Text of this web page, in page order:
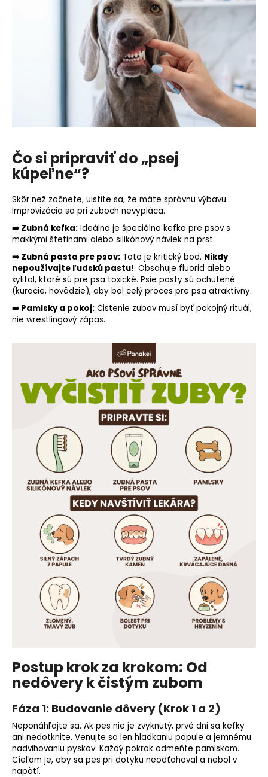
Čo si pripraviť do „psej
kúpeľne“?
Skôr než začnete, uistite sa, že máte správnu výbavu.
Improvizácia sa pri zuboch nevypláca.
➡️ Zubná kefka: Ideálna je špeciálna kefka pre psov s
mäkkými štetinami alebo silikónový návlek na prst.
➡️ Zubná pasta pre psov: Toto je kritický bod. Nikdy
nepoužívajte ľudskú pastu!. Obsahuje fluorid alebo
xylitol, ktoré sú pre psa toxické. Psie pasty sú ochutené
(kuracie, hovädzie), aby bol celý proces pre psa atraktívny.
➡️ Pamlsky a pokoj: Čistenie zubov musí byť pokojný rituál,
nie wrestlingový zápas.
Postup krok za krokom: Od
nedôvery k čistým zubom
Fáza 1: Budovanie dôvery (Krok 1 a 2)
Neponáhľajte sa. Ak pes nie je zvyknutý, prvé dni sa kefky
ani nedotknite. Venujte sa len hladkaniu papule a jemnému
nadvihovaniu pyskov. Každý pokrok odmeňte pamlskom.
Cieľom je, aby sa pes pri dotyku neodťahoval a nebol v
napätí.
HĽADAŤ
O
d
o
r
ú
č
a
m
e